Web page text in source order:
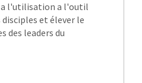
a l'utilisation a l'outil
et élever le
des leaders du